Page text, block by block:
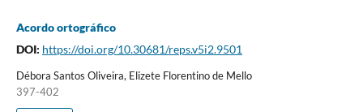
Acordo ortográfico
DOI: https://doi.org/10.30681/reps.v5i2.9501
Débora Santos Oliveira, Elizete Florentino de Mello
397-402